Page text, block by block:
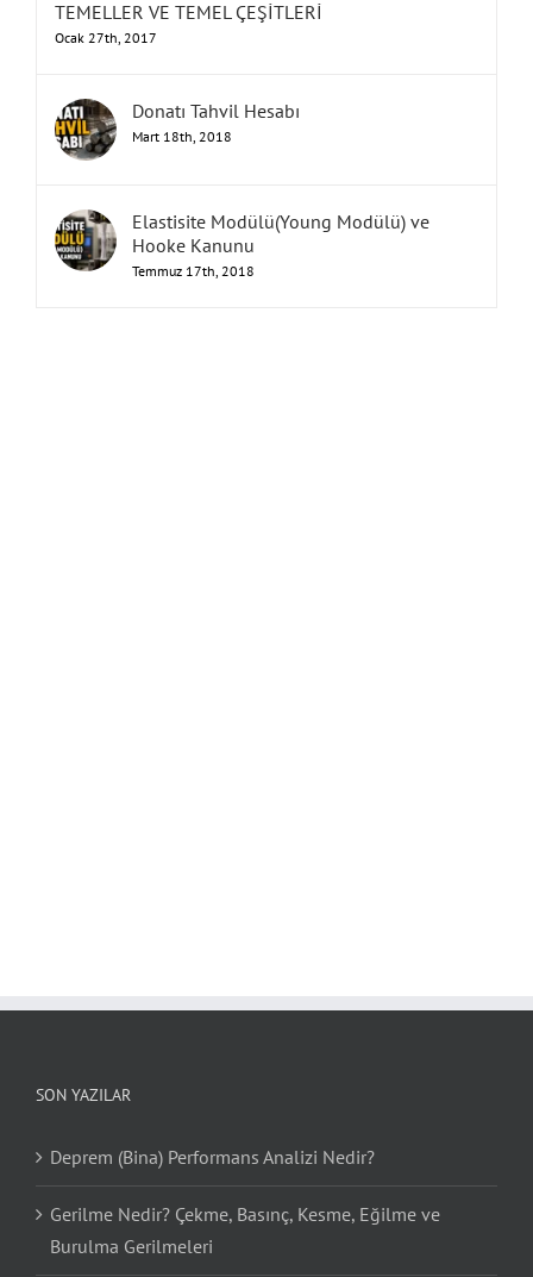
TEMELLER VE TEMEL ÇEŞİTLERİ
Ocak 27th, 2017
Donatı Tahvil Hesabı
Mart 18th, 2018
Elastisite Modülü(Young Modülü) ve
Hooke Kanunu
Temmuz 17th, 2018
SON YAZILAR
Deprem (Bina) Performans Analizi Nedir?
Gerilme Nedir? Çekme, Basınç, Kesme, Eğilme ve
Burulma Gerilmeleri